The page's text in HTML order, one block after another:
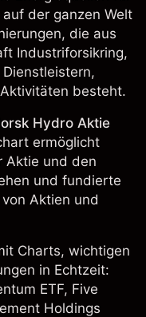
der ganzen Welt
die aus
Industriforsikring,
besteht.
Hydro Aktie
ermöglicht
Aktie und den
und fundierte
Aktien und
Charts, wichtigen
in Echtzeit:
ETF, Five
Holdings